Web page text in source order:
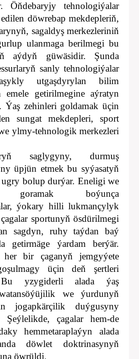
Öňdebaryjy tehnologiýalar
döwrebap mekdepleriň,
sagaldyş merkezleriniň
ulanmaga berilmegi bu
aýdyň güwäsidir. Şunda
sanly tehnologiýalar
utgaşdyrylan bilim
emele getirilmegine aýratyn
Ýaş zehinleri goldamak üçin
sungat mekdepleri, sport
ylmy-tehnologik merkezleri
saglygyny, durmuş
üpjün etmek bu syýasatyň
bolup durýar. Eneligi we
goramak boýunça
ýokary hilli lukmançylyk
sportunyň ösdürilmegi
sagdyn, ruhy taýdan baý
getirmäge ýardam berýär.
her bir çaganyň jemgyýete
üçin deň şertleri
Bu yzygiderli alada ýaş
we ýurdunyň
jogapkärçilik duýgusyny
Şeýlelikde, çagalar hem-de
hemmetaraplaýyn alada
döwlet doktrinasynyň
öwrüldi.